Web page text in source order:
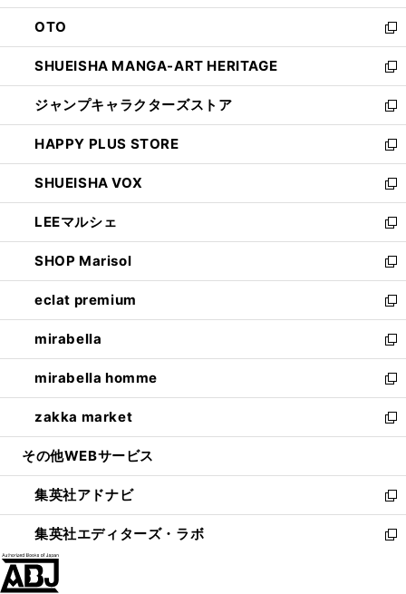
ウ
で
開
く
ン
ド
ウ
で
開
く
OTO
新
し
い
ウ
ィ
ン
ド
ウ
で
開
く
SHUEISHA MANGA-ART HERITAGE
新
し
い
ウ
ィ
ン
ド
ウ
で
開
く
ジャンプキャラクターズストア
新
し
い
ウ
ィ
ン
ド
ウ
で
開
く
HAPPY PLUS STORE
新
し
い
ウ
ィ
ン
ド
ウ
で
開
く
SHUEISHA VOX
新
し
い
ウ
ィ
ン
ド
ウ
で
開
く
LEEマルシェ
新
し
い
ウ
ィ
ン
ド
ウ
で
開
く
SHOP Marisol
新
し
い
ウ
ィ
ン
ド
ウ
で
開
eclat premium
新
し
い
ウ
ィ
ン
ド
ウ
開
く
mirabella
新
し
い
ウ
ィ
ン
ウ
で
開
く
mirabella homme
新
し
い
ウ
ン
ド
ウ
で
zakka market
新
し
ウ
ィ
ン
ド
その他WEBサービス
集英社アドナビ
新
し
い
集英社エディターズ・ラボ
新